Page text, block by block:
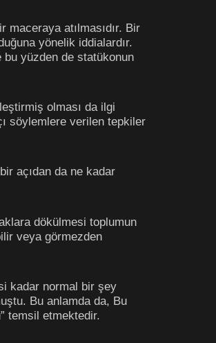
atılmasıdır. Bir
yönelik iddialardır.
bu yüzden de statükonun
olması da ilgi
söylemlere verilen tepkiler
açıdan da ne kadar
dökülmesi toplumun
veya görmezden
kadar normal bir şey
Bu anlamda da, Bu
temsil etmektedir.